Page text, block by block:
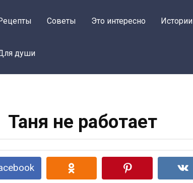
Советы Это интересно Истории
души
Таня не работает